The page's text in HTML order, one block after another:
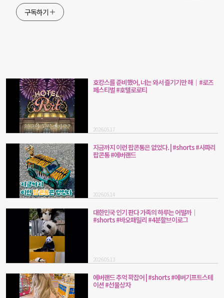
구독하기
호캉스를 준비했어, 너는 와서 즐기기만 해｜#로즈
페스티벌 #호텔로로티
2026.05.17
지금까지 이런 팝콘통은 없었다. | #shorts #사파리
팝콘통 #에버랜드
2026.05.14
대한민국 인기 판다 가족의 하루는 어떨까｜
#shorts #바오패밀리 #4분할브이로그
2026.05.13
에버랜드 추억 꽉잡어 | #shorts #에버기프트스테
이션 #선물상자